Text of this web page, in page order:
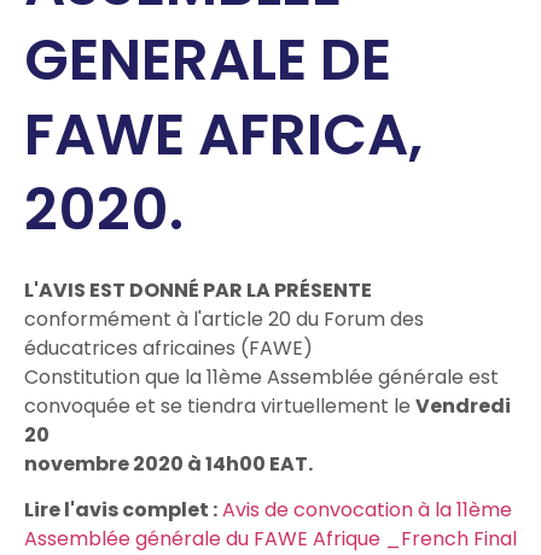
GENERALE DE
FAWE AFRICA,
2020.
L'AVIS EST DONNÉ PAR LA PRÉSENTE
conformément à l'article 20 du Forum des
éducatrices africaines (FAWE)
Constitution que la 11ème Assemblée générale est
convoquée et se tiendra virtuellement le Vendredi
20
novembre 2020 à 14h00 EAT.
Lire l'avis complet :Avis de convocation à la 11ème
Assemblée générale du FAWE Afrique _French Final